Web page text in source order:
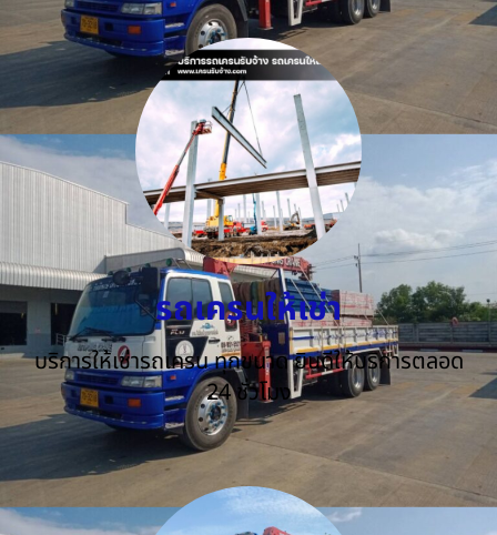
รถเครนให้เช่า
บริการให้เช่ารถเครน ทุกขนาด ยินดีให้บริการตลอด
24 ชั่วโมง